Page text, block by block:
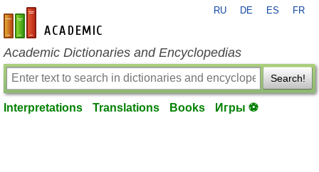
en-academic.com
RU DE ES FR
Academic Dictionaries and Encyclopedias
Search!
Interpretations Translations Books Игры ⚽